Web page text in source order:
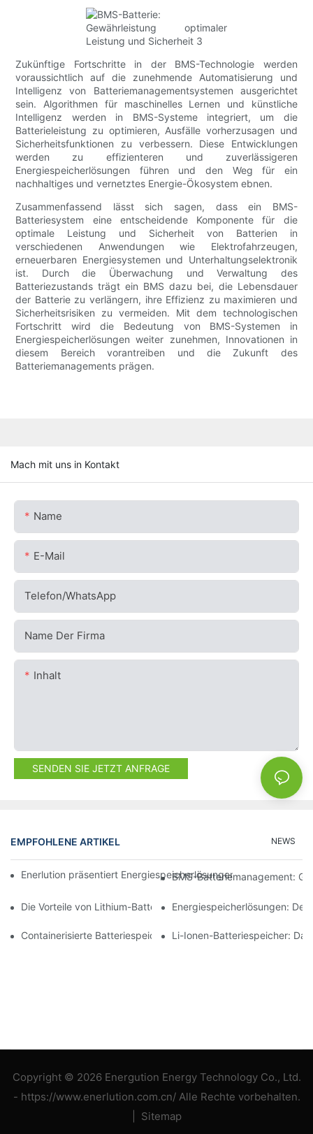
Zukünftige Fortschritte in der BMS-Technologie werden
voraussichtlich auf die zunehmende Automatisierung und
Intelligenz von Batteriemanagementsystemen ausgerichtet
sein. Algorithmen für maschinelles Lernen und künstliche
Intelligenz werden in BMS-Systeme integriert, um die
Batterieleistung zu optimieren, Ausfälle vorherzusagen und
Sicherheitsfunktionen zu verbessern. Diese Entwicklungen
werden zu effizienteren und zuverlässigeren
Energiespeicherlösungen führen und den Weg für ein
nachhaltiges und vernetztes Energie-Ökosystem ebnen.
Zusammenfassend lässt sich sagen, dass ein BMS-
Batteriesystem eine entscheidende Komponente für die
optimale Leistung und Sicherheit von Batterien in
verschiedenen Anwendungen wie Elektrofahrzeugen,
erneuerbaren Energiesystemen und Unterhaltungselektronik
ist. Durch die Überwachung und Verwaltung des
Batteriezustands trägt ein BMS dazu bei, die Lebensdauer
der Batterie zu verlängern, ihre Effizienz zu maximieren und
Sicherheitsrisiken zu vermeiden. Mit dem technologischen
Fortschritt wird die Bedeutung von BMS-Systemen in
Energiespeicherlösungen weiter zunehmen, Innovationen in
diesem Bereich vorantreiben und die Zukunft des
Batteriemanagements prägen.
Mach mit uns in Kontakt
Name
E-Mail
Telefon/WhatsApp
Name Der Firma
Inhalt
SENDEN SIE JETZT ANFRAGE
EMPFOHLENE ARTIKEL NEWS
Enerlution präsentiert Energiespeicherlösungen auf der KEY –
BMS-Batteriemanagement:
Die Vorteile von Lithium-Batteriespeichersystemen für
Energiespeicherlösungen:
Containerisierte Batteriespeicher: Vielseitige Lösungen für
Li-Ionen-Batteriespeicher:
Copyright © 2026 Energution Energy Technology Co., Ltd.
- https://www.enerlution.com.cn/ Alle Rechte vorbehalten.
Sitemap